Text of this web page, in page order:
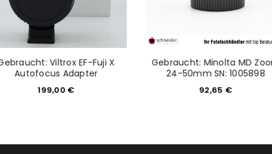
Viltrox EF-Fuji X
Autofocus Adapter
199,00 €
Gebraucht: Minolta MD
24-50mm SN: 1005898
92,65 €